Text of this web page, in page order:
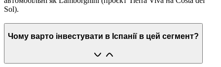
Sol).
Чому варто інвестувати в Іспанії в цей сегмент?